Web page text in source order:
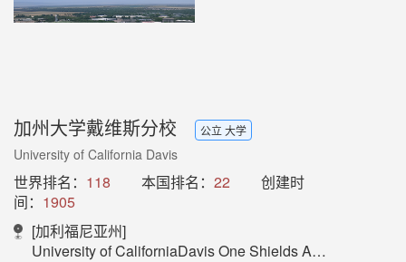
加州大学戴维斯分校 公立 大学
University of California Davis
世界排名： 118 本国排名： 22
创建时
间： 1905
[加利福尼亚州]
University of CaliforniaDavis One Shields Avenue Davis, CA 95616 (530) 752-1011